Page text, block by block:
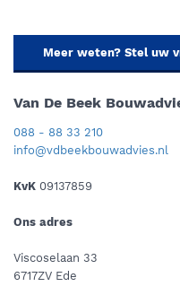
Meer weten? Stel uw
Van De Beek
088 - 88 33 210
info@vdbeekbouwadvies.nl
KvK 09137859
Ons adres
Viscoselaan 33
6717ZV Ede